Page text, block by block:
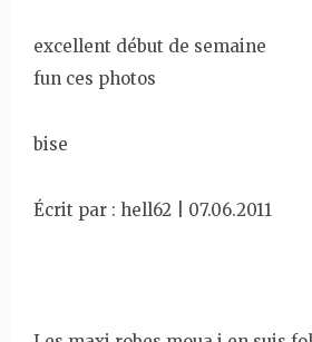
excellent début de semaine
fun ces photos
bise
Écrit par : hell62 | 07.06.2011